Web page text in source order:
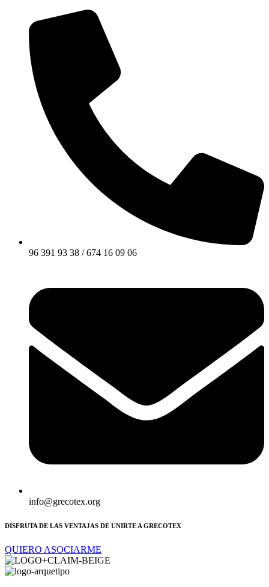
96 391 93 38 / 674 16 09 06
info@grecotex.org
DISFRUTA DE LAS VENTAJAS DE UNIRTE A GRECOTEX
QUIERO ASOCIARME